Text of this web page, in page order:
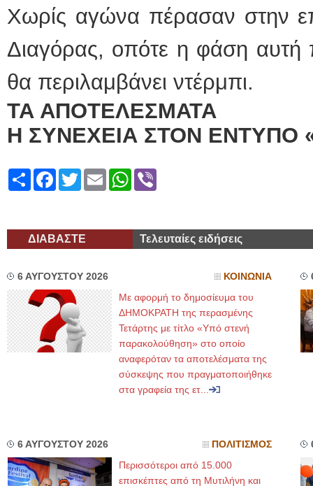
Χωρίς αγώνα πέρασαν στην
Διαγόρας, οπότε η φάση αυτή
θα περιλαμβάνει ντέρμπι.
ΤΑ ΑΠΟΤΕΛΕΣΜΑΤΑ
Η ΣΥΝΕΧΕΙΑ ΣΤΟΝ ΕΝΤΥΠΟ
ShareFacebook
TwitterEmailWhatsApp
ΔΙΑΒΑΣΤΕ Τελευταίες ειδήσεις
6 ΑΥΓΟΥΣΤΟΥ 2026 ΚΟΙΝΩΝΙΑ
Με αφορμή το δημοσίευμα του
ΔΗΜΟΚΡΑΤΗ της περασμένης
Τετάρτης με τίτλο «Υπό στενή
παρακολούθηση» στο οποίο
αναφερόταν τα αποτελέσματα της
σύσκεψης που πραγματοποιήθηκε
στα γραφεία της ετ...
6 ΑΥΓΟΥΣΤΟΥ 2026 ΠΟΛΙΤΙΣΜΟΣ
Περισσότεροι από 15.000
επισκέπτες από τη Μυτιλήνη και